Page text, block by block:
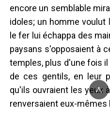
encore un semblable
idoles; un homme voulut
le fer lui échappa des
paysans s'opposaient à
temples, plus d'une fois
de ces gentils, en leur
qu'ils ouvraient les yeux
renversaient eux-mêmes
^